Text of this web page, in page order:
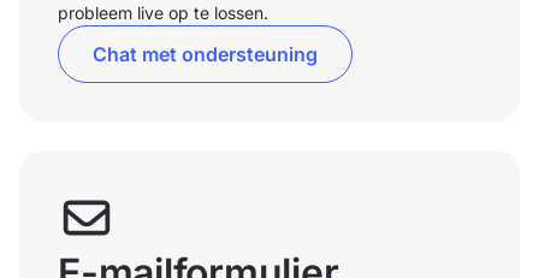
probleem live op te lossen.
Chat met ondersteuning